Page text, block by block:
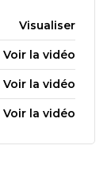
Visualiser
Voir la vidéo
Voir la vidéo
Voir la vidéo